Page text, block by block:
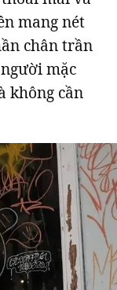
mang nét
chân trần
mặc
không cần